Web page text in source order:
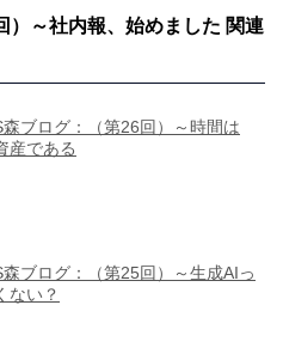
）～社内報、始めました 関連